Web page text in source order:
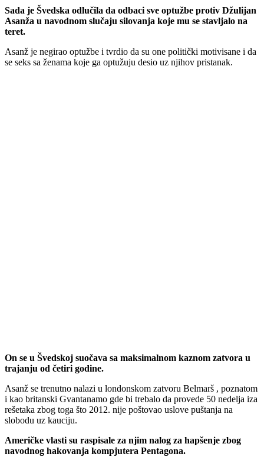
Sada je Švedska odlučila da odbaci sve optužbe protiv Džulijan
Asanža u navodnom slučaju silovanja koje mu se stavljalo na
teret.
Asanž je negirao optužbe i tvrdio da su one politički motivisane i da
se seks sa ženama koje ga optužuju desio uz njihov pristanak.
On se u Švedskoj suočava sa maksimalnom kaznom zatvora u
trajanju od četiri godine.
Asanž se trenutno nalazi u londonskom zatvoru Belmarš , poznatom
i kao britanski Gvantanamo gde bi trebalo da provede 50 nedelja iza
rešetaka zbog toga što 2012. nije poštovao uslove puštanja na
slobodu uz kauciju.
Američke vlasti su raspisale za njim nalog za hapšenje zbog
navodnog hakovanja kompjutera Pentagona.